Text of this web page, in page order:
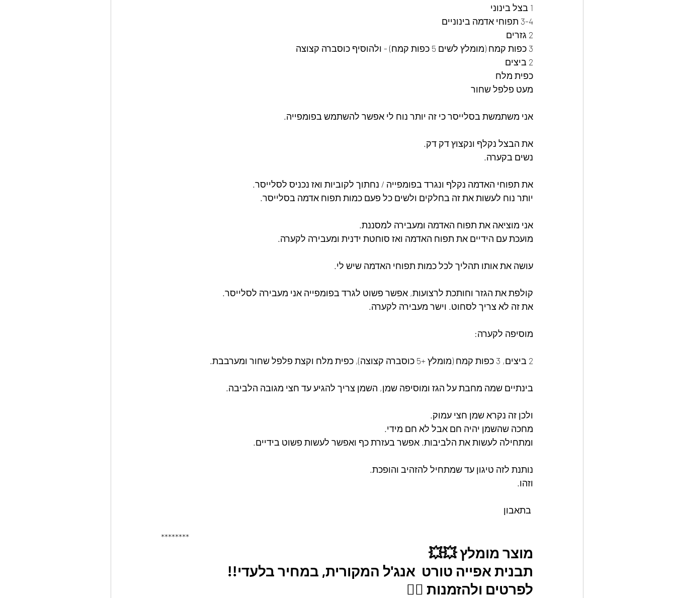
1 בצל בינוני
3-4 תפוחי אדמה בינוניים
2 גזרים
3 כפות קמח (מומלץ לשים 5 כפות קמח) - ולהוסיף כוסברה קצוצה
2 ביצים
כפית מלח
מעט פלפל שחור
אני משתמשת בסלייסר כי זה יותר נוח לי אפשר להשתמש בפומפייה.
את הבצל נקלף ונקצוץ דק דק.
נשים בקערה.
את תפוחי האדמה נקלף ונגרד בפומפייה / נחתוך לקוביות ואז נכניס לסלייסר.
יותר נוח לעשות את זה בחלקים ולשים כל פעם כמות תפוח אדמה בסלייסר.
אני מוציאה את תפוח האדמה ומעבירה למסננת.
מועכת עם הידיים את תפוח האדמה ואז סוחטת ידנית ומעבירה לקערה.
עושה את אותו תהליך לכל כמות תפוחי האדמה שיש לי.
קולפת את הגזר וחותכת לרצועות, אפשר פשוט לגרד בפומפייה אני מעבירה לסלייסר.
את זה לא צריך לסחוט. וישר מעבירה לקערה.
מוסיפה לקערה:
2 ביצים, 3 כפות קמח (מומלץ +5 כוסברה קצוצה), כפית מלח וקצת פלפל שחור ומערבבת.
בינתיים שמה מחבת על הגז ומוסיפה שמן, השמן צריך להגיע עד חצי מגובה הלביבה.
ולכן זה נקרא שמן חצי עמוק.
מחכה שהשמן יהיה חם אבל לא חם מידי.
ומתחילה לעשות את הלביבות. אפשר בעזרת כף ואפשר לעשות פשוט בידיים.
נותנת לזה טיגון עד שמתחיל להזהיב והופכת.
וזהו.
********
מוצר מומלץ 💥💥
תבנית אפייה טורט  אנג'ל המקורית, במחיר בלעדי!!
לפרטים ולהזמנות 👇🏼